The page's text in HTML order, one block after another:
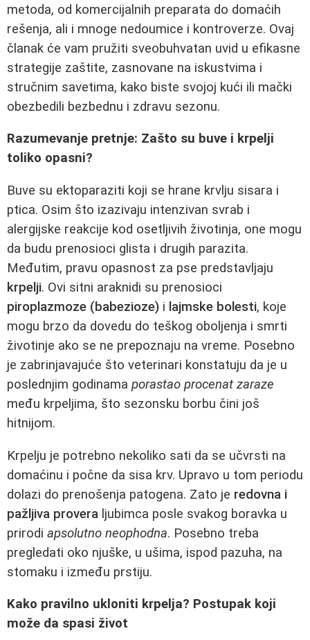
metoda, od komercijalnih preparata do domaćih
rešenja, ali i mnoge nedoumice i kontroverze. Ovaj
članak će vam pružiti sveobuhvatan uvid u efikasne
strategije zaštite, zasnovane na iskustvima i
stručnim savetima, kako biste svojoj kući ili mački
obezbedili bezbednu i zdravu sezonu.
Razumevanje pretnje: Zašto su buve i krpelji
toliko opasni?
Buve su ektoparaziti koji se hrane krvlju sisara i
ptica. Osim što izazivaju intenzivan svrab i
alergijske reakcije kod osetljivih životinja, one mogu
da budu prenosioci glista i drugih parazita.
Međutim, pravu opasnost za pse predstavljaju
krpelji. Ovi sitni araknidi su prenosioci
piroplazmoze (babezioze) i lajmske bolesti, koje
mogu brzo da dovedu do teškog oboljenja i smrti
životinje ako se ne prepoznaju na vreme. Posebno
je zabrinjavajuće što veterinari konstatuju da je u
poslednjim godinama porastao procenat zaraze
među krpeljima, što sezonsku borbu čini još
hitnijom.
Krpelju je potrebno nekoliko sati da se učvrsti na
domaćinu i počne da sisa krv. Upravo u tom periodu
dolazi do prenošenja patogena. Zato je redovna i
pažljiva provera ljubimca posle svakog boravka u
prirodi apsolutno neophodna. Posebno treba
pregledati oko njuške, u ušima, ispod pazuha, na
stomaku i između prstiju.
Kako pravilno ukloniti krpelja? Postupak koji
može da spasi život